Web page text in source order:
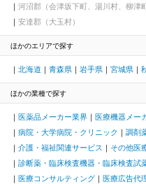
河沼郡（会津坂下町、湯川村、柳津町
安達郡（大玉村）
ほかのエリアで探す
北海道 青森県 岩手県 宮城県
ほかの業種で探す
医薬品メーカー業界 医療機器メー
病院・大学病院・クリニック
調剤
介護・福祉関連サービス
その他医
診断薬・臨床検査機器・臨床検査試
医療コンサルティング
医療広告代